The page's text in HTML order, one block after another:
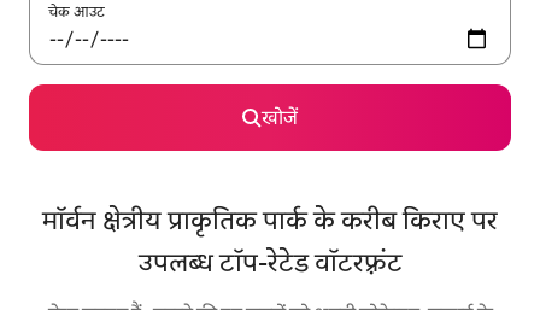
चेक आउट
खोजें
मॉर्वन क्षेत्रीय प्राकृतिक पार्क के करीब किराए पर
उपलब्ध टॉप-रेटेड वॉटरफ़्रंट